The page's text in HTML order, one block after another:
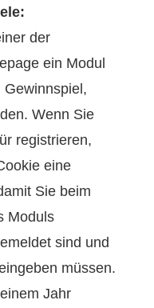
der
ein Modul
Gewinnspiel,
Wenn Sie
registrieren,
eine
Sie beim
Moduls
sind und
müssen.
Jahr